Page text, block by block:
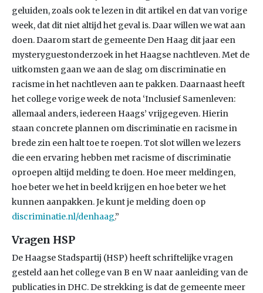
geluiden, zoals ook te lezen in dit artikel en dat van vorige
week, dat dit niet altijd het geval is. Daar willen we wat aan
doen. Daarom start de gemeente Den Haag dit jaar een
mysteryguestonderzoek in het Haagse nachtleven. Met de
uitkomsten gaan we aan de slag om discriminatie en
racisme in het nachtleven aan te pakken. Daarnaast heeft
het college vorige week de nota ‘Inclusief Samenleven:
allemaal anders, iedereen Haags’ vrijgegeven. Hierin
staan concrete plannen om discriminatie en racisme in
brede zin een halt toe te roepen. Tot slot willen we lezers
die een ervaring hebben met racisme of discriminatie
oproepen altijd melding te doen. Hoe meer meldingen,
hoe beter we het in beeld krijgen en hoe beter we het
kunnen aanpakken. Je kunt je melding doen op
discriminatie.nl/denhaag”
Vragen HSP
De Haagse Stadspartij (HSP) heeft schriftelijke vragen
gesteld aan het college van B en W naar aanleiding van de
publicaties in DHC. De strekking is dat de gemeente meer